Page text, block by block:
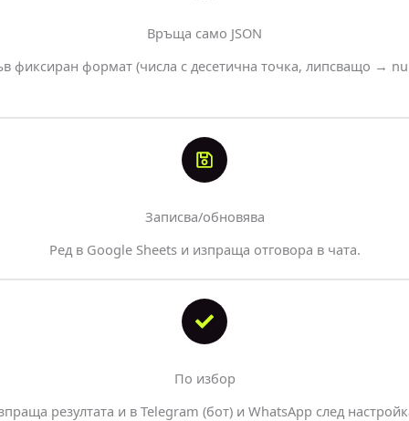
Връща само JSON
фиксиран формат (числа с десетична точка, липсващо →
Записва/обновява
Ред в Google Sheets и изпраща отговора в чата.
По избор
резултата и в Telegram (бот) и WhatsApp след